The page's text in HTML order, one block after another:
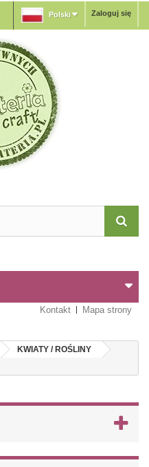
Zaloguj się
Polski
Kontakt Mapa strony
KWIATY / ROŚLINY